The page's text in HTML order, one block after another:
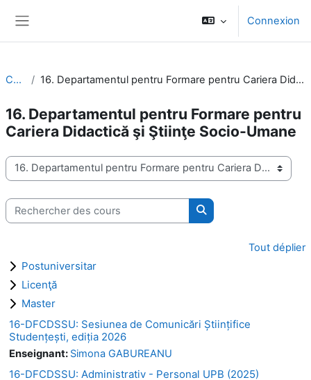
Connexion
Cours 16. Departamentul pentru Formare pentru Cariera Didactică şi Ştiinţe Socio-Umane
16. Departamentul pentru Formare pentru
Cariera Didactică şi Ştiinţe Socio-Umane
Catégories de cours
Rechercher des cours
Rechercher des cours
Tout déplier
Postuniversitar
Licenţă
Master
16-DFCDSSU: Sesiunea de Comunicări Științifice
Studențești, ediția 2026
Enseignant: Simona GABUREANU
16-DFCDSSU: Administrativ - Personal UPB (2025)